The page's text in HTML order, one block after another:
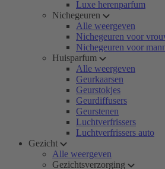
Luxe herenparfum
Nichegeuren
Alle weergeven
Nichegeuren voor
Nichegeuren voor
Huisparfum
Alle weergeven
Geurkaarsen
Geurstokjes
Geurdiffusers
Geurstenen
Luchtverfrissers
Luchtverfrissers auto
Gezicht
Alle weergeven
Gezichtsverzorging